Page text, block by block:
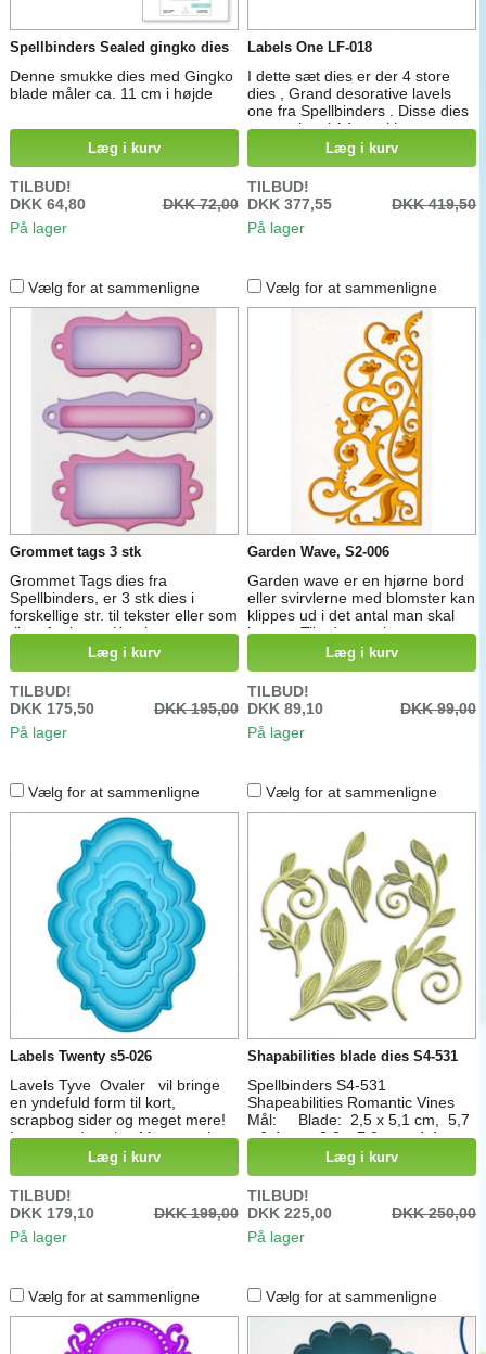
Spellbinders Sealed gingko dies
Denne smukke dies med Gingko
blade måler ca. 11 cm i højde
Læg i kurv
TILBUD!
DKK 64,80
DKK 72,00
På lager
Labels One LF-018
I dette sæt dies er der 4 store
dies , Grand desorative lavels
one fra Spellbinders . Disse dies
passer kun i A4 maskinerne og
kan laves til kort og baggrunds
ark til scrapbookingsider nøjagtig
som de er i størrelsen. Mål: 13
cm x 13 cm til 20 cm x 20 cm
Læg i kurv
TILBUD!
DKK 377,55
DKK 419,50
På lager
Vælg for at sammenligne
Grommet tags 3 stk
Grommet Tags dies fra
Spellbinders, er 3 stk dies i
forskellige str. til tekster eller som
til og fra kort . Kan bruges
individuelt eller udskære eller
distresse midten for stærre
effekt. Mål : 2 cm x 8 cm , 3 cm
x 7 cm og 3,5 cm x 7,5 cm
Læg i kurv
TILBUD!
DKK 175,50
DKK 195,00
På lager
Vælg for at sammenligne
Garden Wave, S2-006
Garden wave er en hjørne bord
eller svirvlerne med blomster kan
klippes ud i det antal man skal
bruge. Til udstansning,
embossing / prægning og som
stencil, bruges i stansemaskiner
til udstansning. Mål: 5 cm x 9,7
cm
Læg i kurv
TILBUD!
DKK 89,10
DKK 99,00
På lager
Vælg for at sammenligne
Labels Twenty s5-026
Lavels Tyve Ovaler vil bringe
en yndefuld form til kort,
scrapbog sider og meget mere!
Lagre med ovaler, Mega ovaler,
rektangler, cirkler for at tilføje
dimension og drama.Forskellen
mellem die skabelon størrelser
inden for en Nestabilities® sæt er
½ ", som bliver en ¼" grænse,
når lagdeling. Die Skabelon
Læg i kurv
TILBUD!
DKK 179,10
DKK 199,00
På lager
Vælg for at sammenligne
Shapabilities blade dies S4-531
Spellbinders S4-531
Shapeabilities Romantic Vines
Mål: Blade: 2,5 x 5,1 cm, 5,7
x 6,4 cm, 3,8 x 7,0 cm, 4,4 x
Læg i kurv
TILBUD!
DKK 225,00
DKK 250,00
På lager
Vælg for at sammenligne Vælg for at sammenligne